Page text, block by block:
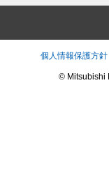
個人情報保護方針
© Mitsubishi